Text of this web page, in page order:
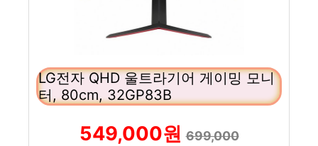
LG전자 QHD 울트라기어 게이밍 모니
터, 80cm, 32GP83B
549,000원699,000